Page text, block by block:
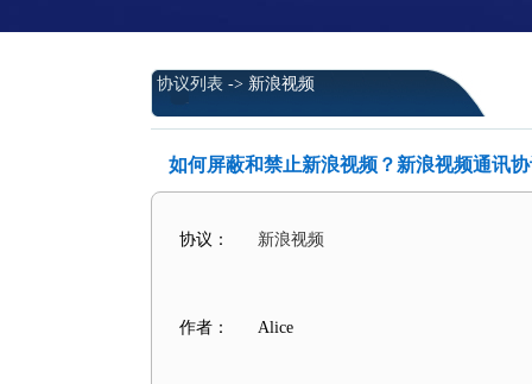
协议列表 -> 新浪视频
如何屏蔽和禁止新浪视频？新浪视频通讯
协议： 新浪视频
作者： Alice